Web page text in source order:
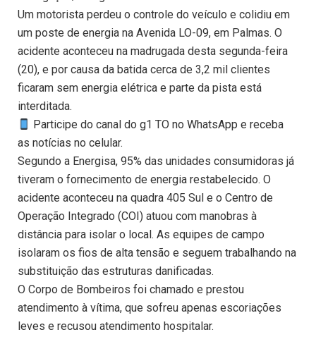
Um motorista perdeu o controle do veículo e colidiu em
um poste de energia na Avenida LO-09, em Palmas. O
acidente aconteceu na madrugada desta segunda-feira
(20), e por causa da batida cerca de 3,2 mil clientes
ficaram sem energia elétrica e parte da pista está
interditada.
Participe do canal do g1 TO no WhatsApp e receba
as notícias no celular.
Segundo a Energisa, 95% das unidades consumidoras já
tiveram o fornecimento de energia restabelecido. O
acidente aconteceu na quadra 405 Sul e o Centro de
Operação Integrado (COI) atuou com manobras à
distância para isolar o local. As equipes de campo
isolaram os fios de alta tensão e seguem trabalhando na
substituição das estruturas danificadas.
O Corpo de Bombeiros foi chamado e prestou
atendimento à vítima, que sofreu apenas escoriações
leves e recusou atendimento hospitalar.